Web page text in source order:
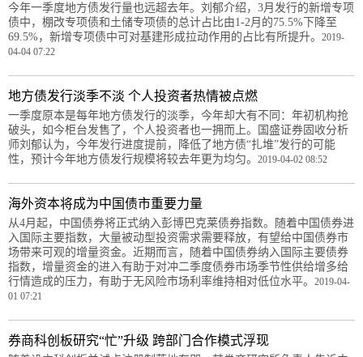
今年一季度地方债发行量也远超去年。刘郁介绍，3月发行的新增专项
债中，棚改专项债和土储专项债的总计占比由1-2月的75.5%下降至
69.5%，新增专项债中可对基建形成拉动作用的占比有所提升。 2019-
04-04 07:22
地方债发行淡季不淡 个人投资者热情被点燃
一季度原本是每年地方债发行的淡季，今年却大有不同：年初机构抢
破头，如今柜台发售了，个人投资者也一拥而上。国盛证券固收分析
师刘郁认为，今年发行进度提前，降低了地方债“扎堆”发行的可能
性，预计今年地方债发行规模将较去年更为均匀。 2019-04-02 08:52
海外资本将成为中国债市重要力量
从4月起，中国债券将正式纳入彭博巴克莱债券指数。随着中国债券进
入国际主要指数，大量被动型投资需求需要释放，有望给中国债券市
场带来可观的增量资金。近期而言，随着中国债券纳入国际主要债券
指数，增量资金的进入有助于对冲二季度债券市场季节性供给增多给
行情造成的压力，有助于无风险市场利率维持相对低位水平。 2019-04-
01 07:21
券商科创板研究“忙”升级 跨部门合作模式浮现